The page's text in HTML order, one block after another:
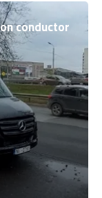
conductor